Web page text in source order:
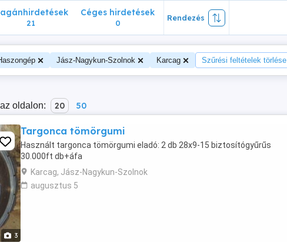
21
Céges hirdetések
0
Rendezés
Jász-Nagykun-Szolnok Karcag Szűrési feltételek törlése
oldalon: 20 50
3
Targonca tömörgumi
Használt targonca tömörgumi eladó: 2 db 28x9-15 biztosítógyűrűs
30.000ft db+áfa
Karcag, Jász-Nagykun-Szolnok
augusztus 5